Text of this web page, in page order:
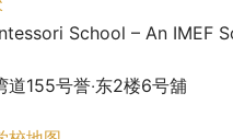
School – An IMEF
道155号誉‧东2楼6号舖